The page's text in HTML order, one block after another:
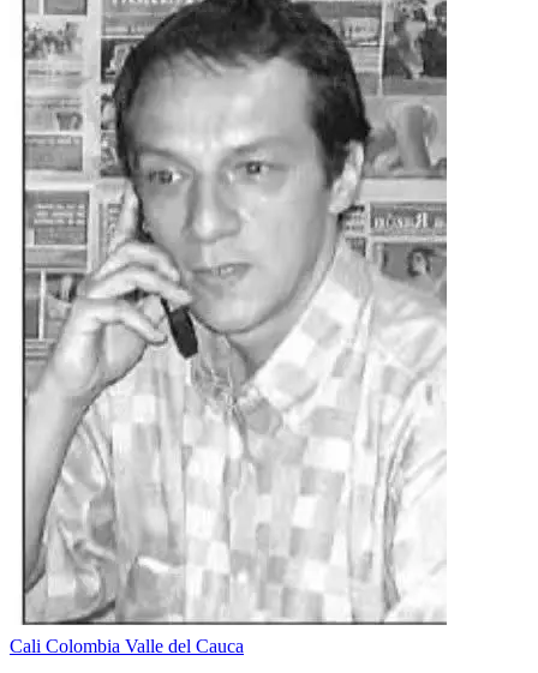
Cali Colombia Valle del Cauca